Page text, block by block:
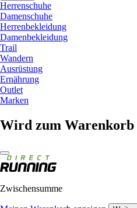
Herrenschuhe
Damenschuhe
Herrenbekleidung
Damenbekleidung
Trail
Wandern
Ausrüstung
Ernährung
Outlet
Marken
Wird zum Warenkorb
Zwischensumme